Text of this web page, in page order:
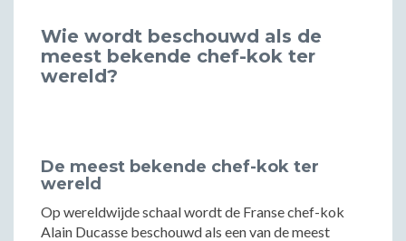
Wie wordt beschouwd als de
meest bekende chef-kok ter
wereld?
De meest bekende chef-kok ter
wereld
Op wereldwijde schaal wordt de Franse chef-kok
Alain Ducasse beschouwd als een van de meest